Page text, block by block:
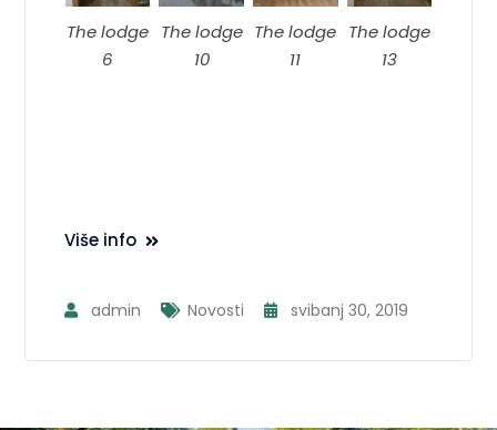
The lodge
6
The lodge
10
The lodge
11
The lodge
13
Više info
admin Novosti svibanj 30, 2019